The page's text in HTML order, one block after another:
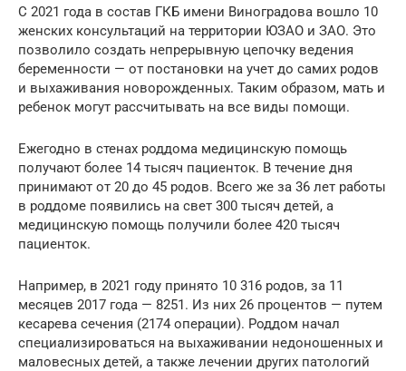
С 2021 года в состав ГКБ имени Виноградова вошло 10
женских консультаций на территории ЮЗАО и ЗАО. Это
позволило создать непрерывную цепочку ведения
беременности — от постановки на учет до самих родов
и выхаживания новорожденных. Таким образом, мать и
ребенок могут рассчитывать на все виды помощи.
Ежегодно в стенах роддома медицинскую помощь
получают более 14 тысяч пациенток. В течение дня
принимают от 20 до 45 родов. Всего же за 36 лет работы
в роддоме появились на свет 300 тысяч детей, а
медицинскую помощь получили более 420 тысяч
пациенток.
Например, в 2021 году принято 10 316 родов, за 11
месяцев 2017 года — 8251. Из них 26 процентов — путем
кесарева сечения (2174 операции). Роддом начал
специализироваться на выхаживании недоношенных и
маловесных детей, а также лечении других патологий